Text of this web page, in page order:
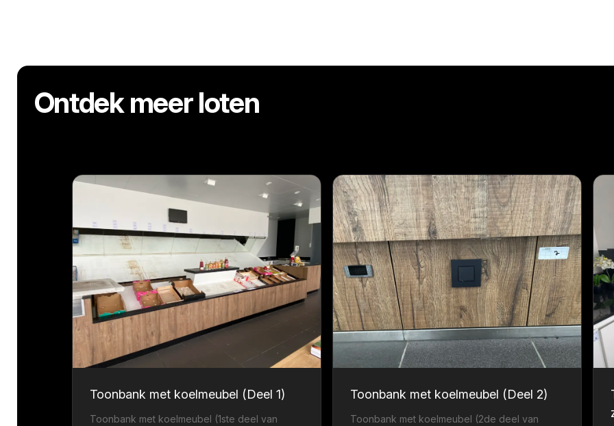
Ontdek meer loten
Toonbank met koelmeubel (Deel 1)
Toonbank met koelmeubel (1ste deel van
Toonbank met koelmeubel (Deel 2)
Toonbank met koelmeubel (2de deel van